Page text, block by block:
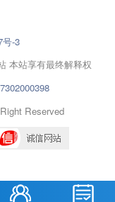
号-3
本站享有最终解释权
Reserved